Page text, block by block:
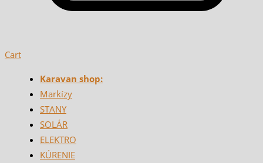
Cart
Karavan shop:
Markízy
STANY
SOLÁR
ELEKTRO
KÚRENIE